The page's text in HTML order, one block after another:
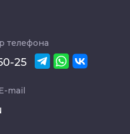
телефона
25
mail